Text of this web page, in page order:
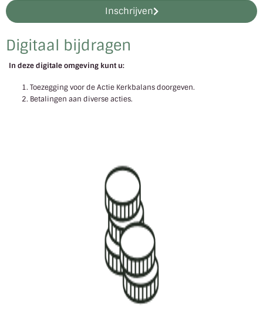
Digitaal bijdragen
In deze digitale omgeving kunt u:
Toezegging voor de Actie Kerkbalans doorgeven.
Betalingen aan diverse acties.
Inschrijven